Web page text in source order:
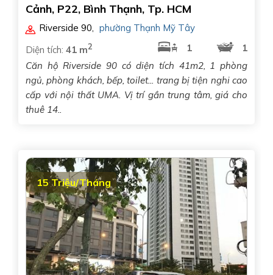
Cảnh, P22, Bình Thạnh, Tp. HCM
Riverside 90
phường Thạnh Mỹ Tây
Diện tích: 41 m2 1
1
Căn hộ Riverside 90 có diện tích 41m2, 1 phòng
ngủ, phòng khách, bếp, toilet... trang bị tiện nghi cao
cấp với nội thất UMA. Vị trí gần trung tâm, giá cho
thuê 14..
15 Triệu/Tháng